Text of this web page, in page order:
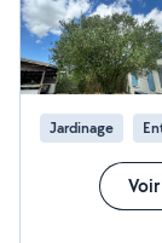
Jardinage